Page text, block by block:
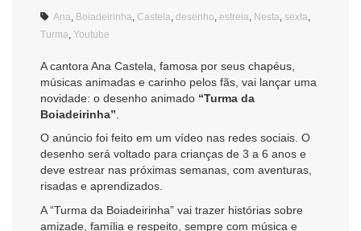
Ana Boiadeirinha Castela desenho estreia Nesta sexta
Turma Youtube
A cantora Ana Castela, famosa por seus chapéus,
músicas animadas e carinho pelos fãs, vai lançar uma
novidade: o desenho animado “Turma da
Boiadeirinha”
O anúncio foi feito em um vídeo nas redes sociais. O
desenho será voltado para crianças de 3 a 6 anos e
deve estrear nas próximas semanas, com aventuras,
risadas e aprendizados.
A “Turma da Boiadeirinha” vai trazer histórias sobre
amizade, família e respeito, sempre com música e